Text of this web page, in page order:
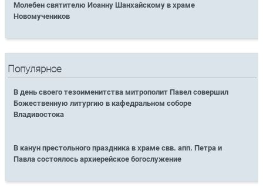
Молебен святителю Иоанну Шанхайскому в храме
Новомучеников
Популярное
В день своего тезоименитства митрополит Павел совершил
Божественную литургию в кафедральном соборе
Владивостока
В канун престольного праздника в храме свв. апп. Петра и
Павла состоялось архиерейское богослужение